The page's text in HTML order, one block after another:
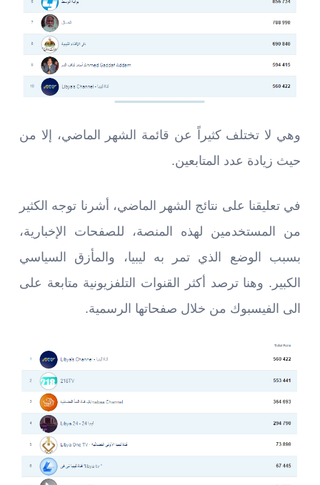
وهي لا تختلف كثيراً عن قائمة الشهر الماضي، إلا من
حيث زيادة عدد المتابعين.
في تعليقنا على نتائج الشهر الماضي، أشرنا توجه الكثير
من المستخدمين لهذه المنصة، للصفحات الإخبارية،
بسبب الوضع الذي تمر به ليبيا، والمأزق السياسي
الكبير. وهنا ترصد أكثر القنوات التلفزيونية متابعة على
الى الفيسبوك من خلال صفحاتها الرسمية.